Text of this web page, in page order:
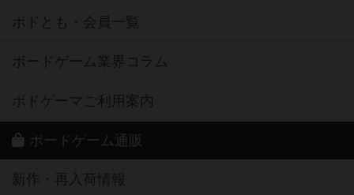
ボドとも・会員一覧
ボードゲーム業界コラム
ボドゲーマご利用案内
ボードゲーム通販
新作・再入荷情報